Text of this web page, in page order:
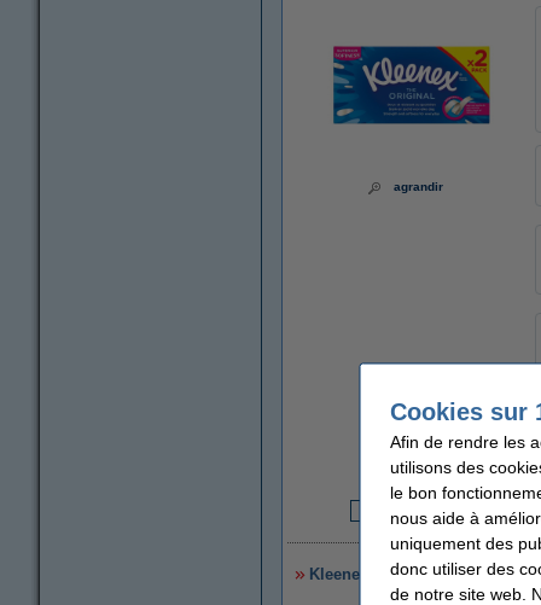
agrandir
Kleenex mouchoirs en cube
Cookies sur
Afin de rendre les
utilisons des
le bon
nous aide à
uniquement des
donc utiliser des
de notre site web.